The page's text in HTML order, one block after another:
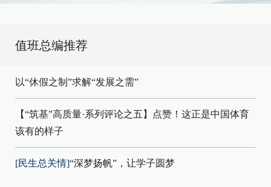
值班总编推荐
以“休假之制”求解“发展之需”
【“筑基”高质量·系列评论之五】点赞！这正是中国体育
该有的样子
[民生总关情]“深梦扬帆”，让学子圆梦